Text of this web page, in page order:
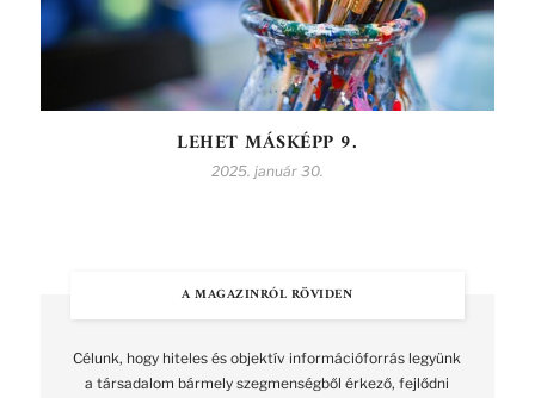
LEHET MÁSKÉPP 9.
2025. január 30.
A MAGAZINRÓL RÖVIDEN
Célunk, hogy hiteles és objektív információforrás legyünk
a társadalom bármely szegmenségből érkező, fejlődni